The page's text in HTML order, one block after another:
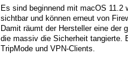
Es sind beginnend mit macOS 11.2
sichtbar und können erneut von
Damit räumt der Hersteller eine der
die massiv die Sicherheit tangierte.
TripMode und VPN-Clients.